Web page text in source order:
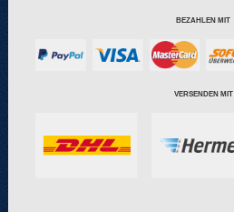
BEZAHLEN MIT
VERSENDEN MIT